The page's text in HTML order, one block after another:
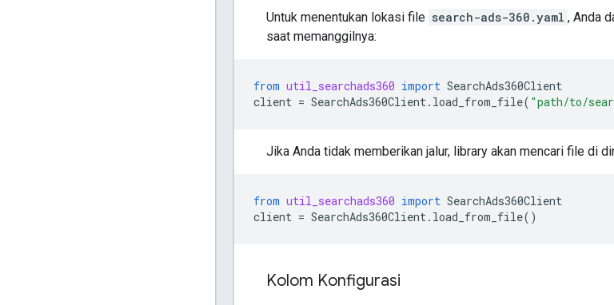
Untuk menentukan lokasi file search-ads-360.yaml , Anda
saat memanggilnya:
from util_searchads360 import SearchAds360Client
client = SearchAds360Client. load_from_file( "path/to/
Jika Anda tidak memberikan jalur, library akan mencari file di
from util_searchads360 import SearchAds360Client
client = SearchAds360Client. load_from_file()
Kolom Konfigurasi